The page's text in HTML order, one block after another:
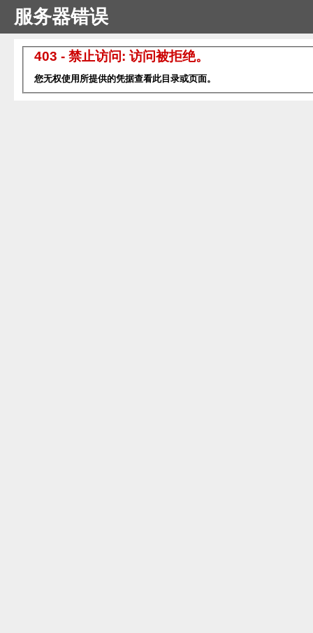
服务器错误
403 - 禁止访问: 访问被拒绝。
您无权使用所提供的凭据查看此目录或页面。